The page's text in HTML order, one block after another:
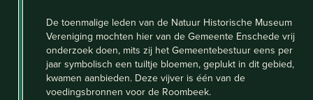
De toenmalige leden van de Natuur Historische Museum
Vereniging mochten hier van de Gemeente Enschede vrij
onderzoek doen, mits zij het Gemeentebestuur eens per
jaar symbolisch een tuiltje bloemen, geplukt in dit gebied,
kwamen aanbieden. Deze vijver is één van de
voedingsbronnen voor de Roombeek.